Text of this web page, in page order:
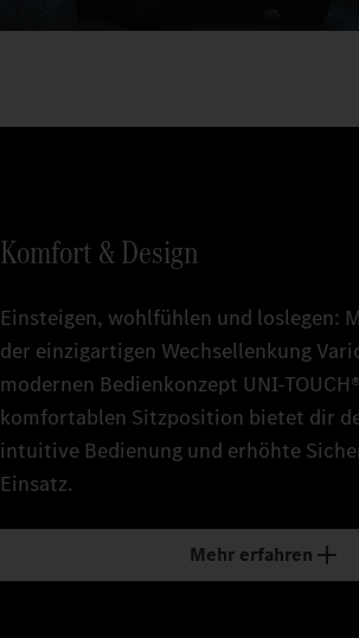
Komfort & Design
Einsteigen, wohlfühlen und loslegen:
der einzigartigen Wechsellenkung
modernen Bedienkonzept UNI-
komfortablen Sitzposition bietet dir
intuitive Bedienung und erhöhte
Einsatz.
Mehr erfahren